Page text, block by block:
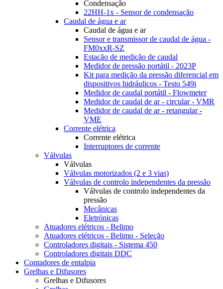
Condensação
22HH-1x - Sensor de condensação
Caudal de água e ar
Caudal de água e ar
Sensor e transmissor de caudal de água -
FM0xxR-SZ
Estação de medição de caudal
Medidor de pressão portátil - 2023P
Kit para medição da pressão diferencial em
dispositivos hidráulicos - Testo 549i
Medidor de caudal portátil - Flowmeter
Medidor de caudal de ar - circular - VMR
Medidor de caudal de ar - retangular -
VME
Corrente elétrica
Corrente elétrica
Interruptores de corrente
Válvulas
Válvulas
Válvulas motorizados (2 e 3 vias)
Válvulas de controlo independentes da pressão
Válvulas de controlo independentes da
pressão
Mecânicas
Eletrónicas
Atuadores elétricos - Belimo
Atuadores elétricos - Belimo - Seleção
Controladores digitais - Sistema 450
Controladores digitais DDC
Contadores de entalpia
Grelhas e Difusores
Grelhas e Difusores